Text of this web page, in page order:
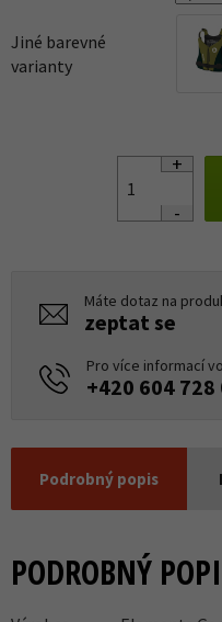
Jiné barevné
varianty
Máte dotaz na
zeptat se
Pro více informací
+420 604 728
Podrobný popis
PODROBNÝ